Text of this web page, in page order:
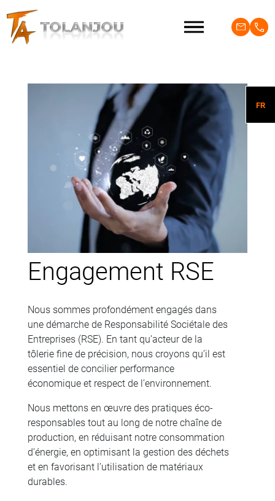
Engagement RSE
Nous sommes profondément engagés dans
une démarche de Responsabilité Sociétale des
Entreprises (RSE). En tant qu’acteur de la
tôlerie fine de précision, nous croyons qu’il est
essentiel de concilier performance
économique et respect de l’environnement.
Nous mettons en œuvre des pratiques éco-
responsables tout au long de notre chaîne de
production, en réduisant notre consommation
d’énergie, en optimisant la gestion des déchets
et en favorisant l’utilisation de matériaux
durables.
FR